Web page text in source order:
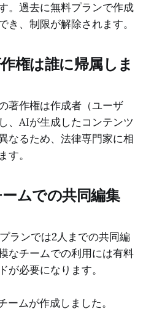
。過去に無料プランで作成
き、制限が解除されます。
権は誰に帰属しま
著作権は作成者（ユーザ
、AIが生成したコンテンツ
なるため、法律専門家に相
す。
ムでの共同編集
ランでは2人までの共同編
なチームでの利用には有料
が必要になります。
ムが作成しました。